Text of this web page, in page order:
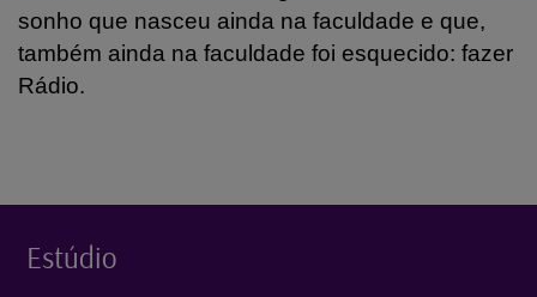
sonho que nasceu ainda na faculdade e que,
também ainda na faculdade foi esquecido: fazer
Rádio.
Estúdio